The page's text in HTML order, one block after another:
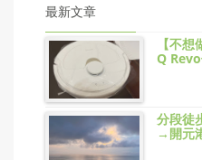
最新文章
【不
Q
分段徒
→開元